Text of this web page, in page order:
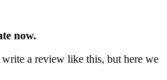
now.
a review like this, but here we